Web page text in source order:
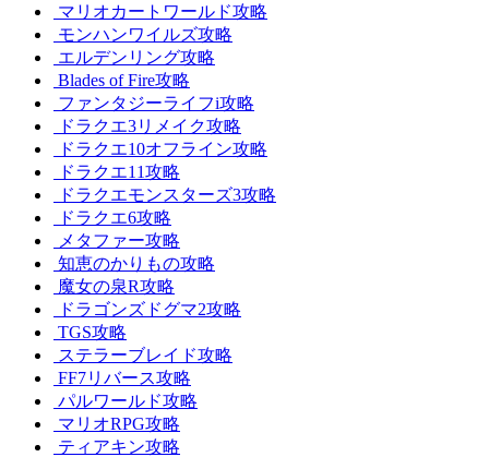
マリオカートワールド攻略
モンハンワイルズ攻略
エルデンリング攻略
Blades of Fire攻略
ファンタジーライフi攻略
ドラクエ3リメイク攻略
ドラクエ10オフライン攻略
ドラクエ11攻略
ドラクエモンスターズ3攻略
ドラクエ6攻略
メタファー攻略
知恵のかりもの攻略
魔女の泉R攻略
ドラゴンズドグマ2攻略
TGS攻略
ステラーブレイド攻略
FF7リバース攻略
パルワールド攻略
マリオRPG攻略
ティアキン攻略